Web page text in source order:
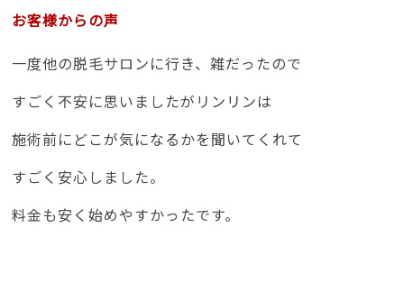
お客様からの声
一度他の脱毛サロンに行き、雑だったので
すごく不安に思いましたがリンリンは
施術前にどこが気になるかを聞いてくれて
すごく安心しました。
料金も安く始めやすかったです。